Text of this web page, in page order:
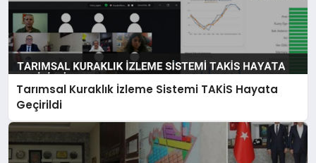
Tarımsal Kuraklık İzleme Sistemi TAKİS Hayata
Geçirildi